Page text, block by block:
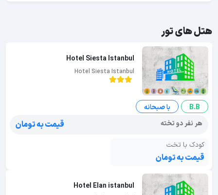
هتل های تور
Hotel Siesta Istanbul
Hotel Siesta Istanbul
B.B
با صبحانه
هر نفر دو تخته
قیمت به تومان
کودک با تخت
قیمت به تومان
Hotel Elan istanbul